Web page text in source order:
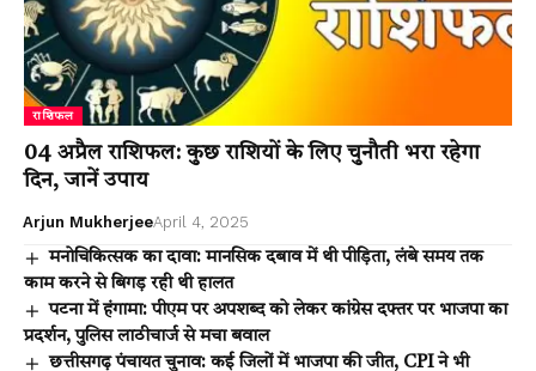
राशिफल
04 अप्रैल राशिफल: कुछ राशियों के लिए चुनौती भरा रहेगा
दिन, जानें उपाय
Arjun MukherjeeApril 4, 2025
मनोचिकित्सक का दावा: मानसिक दबाव में थी पीड़िता, लंबे समय तक
काम करने से बिगड़ रही थी हालत
पटना में हंगामा: पीएम पर अपशब्द को लेकर कांग्रेस दफ्तर पर भाजपा का
प्रदर्शन, पुलिस लाठीचार्ज से मचा बवाल
छत्तीसगढ़ पंचायत चुनाव: कई जिलों में भाजपा की जीत, CPI ने भी